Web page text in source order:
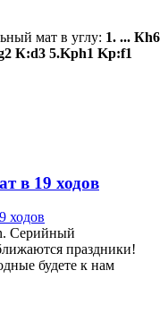
мат в углу: 1. ... Кh6
К:d3 5.Kрh1 Kр:f1
в 19 ходов
Серийный
праздники!
будете к нам